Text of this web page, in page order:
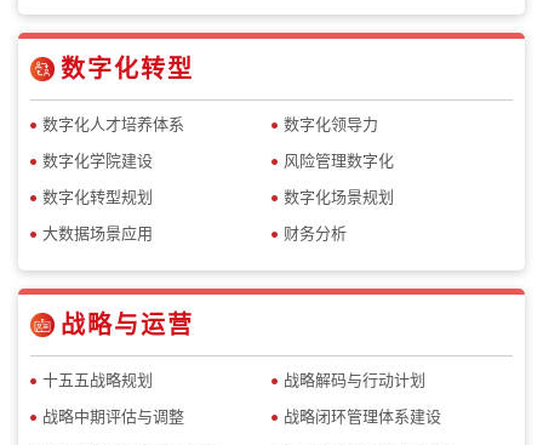
数字化转型
数字化人才培养体系
数字化领导力
数字化学院建设
风险管理数字化
数字化转型规划
数字化场景规划
大数据场景应用
财务分析
战略与运营
十五五战略规划
战略解码与行动计划
战略中期评估与调整
战略闭环管理体系建设